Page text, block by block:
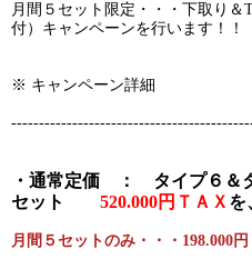
月間５セット限定・・・下取り
付）キャンペーンを行います！！
※ キャンペーン詳細
・通常定価 ： タイプ６＆
セット 520.000円ＴＡＸ を
月間５セットのみ・・・198.000